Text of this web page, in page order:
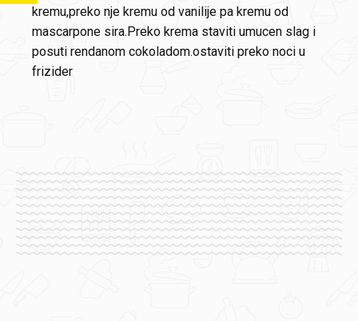
kremu,preko nje kremu od vanilije pa kremu od
mascarpone sira.Preko krema staviti umucen slag i
posuti rendanom cokoladom.ostaviti preko noci u
frizider